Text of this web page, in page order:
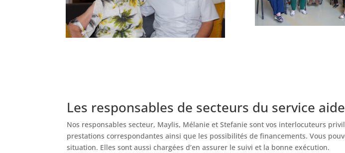
Les responsables de secteurs du service
Nos responsables secteur, Maylis, Mélanie et Stefanie sont vos interlocuteurs
prestations correspondantes ainsi que les possibilités de financements. Vous
situation. Elles sont aussi chargées d’en assurer le suivi et la bonne exécution.